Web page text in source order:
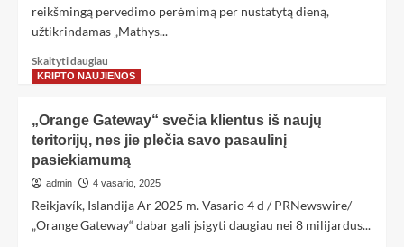
reikšmingą pervedimo perėmimą per nustatytą dieną,
užtikrindamas „Mathys...
Skaityti daugiau
KRIPTO NAUJIENOS
„Orange Gateway“ svečia klientus iš naujų
teritorijų, nes jie plečia savo pasaulinį
pasiekiamumą
admin 4 vasario, 2025
Reikjavík, Islandija Ar 2025 m. Vasario 4 d / PRNewswire/ -
„Orange Gateway“ dabar gali įsigyti daugiau nei 8 milijardus...